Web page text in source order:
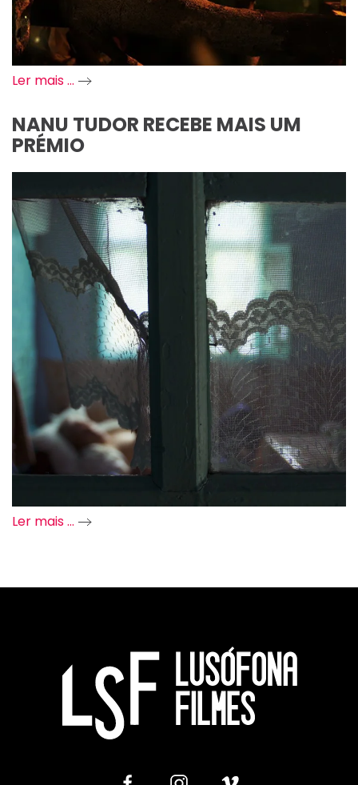
Ler mais …
NANU TUDOR RECEBE MAIS UM
PRÉMIO
Ler mais …